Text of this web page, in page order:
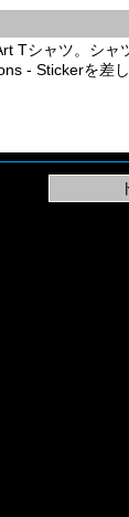
Tシャツ。シャ
- Stickerを差し